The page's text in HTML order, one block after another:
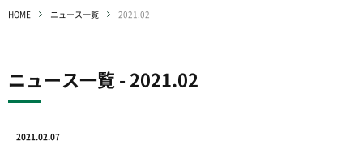
HOME ニュース一覧 2021.02
ニュース一覧 - 2021.02
2021.02.07